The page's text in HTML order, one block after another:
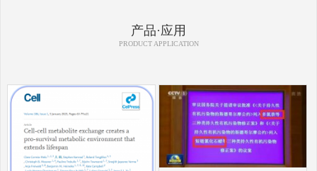
产品·应用
PRODUCT APPLICATION